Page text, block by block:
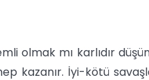
olmak mı karlıdır
kazanır. İyi-kötü